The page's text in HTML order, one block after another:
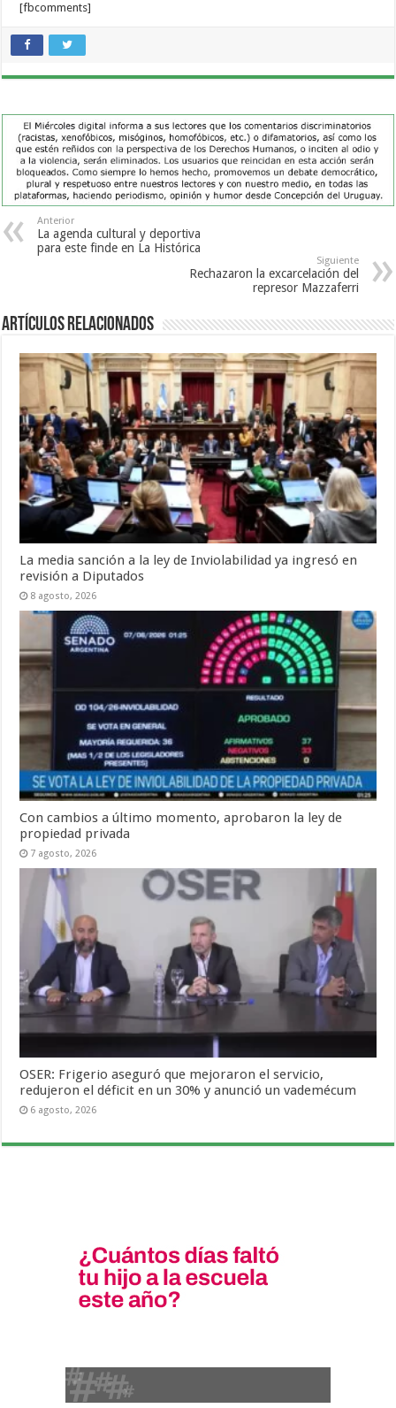
[fbcomments]
Anterior
La agenda cultural y deportiva
para este finde en La Histórica
Siguiente
Rechazaron la excarcelación del
represor Mazzaferri
Artículos Relacionados
La media sanción a la ley de Inviolabilidad ya ingresó en
revisión a Diputados
8 agosto, 2026
Con cambios a último momento, aprobaron la ley de
propiedad privada
7 agosto, 2026
OSER: Frigerio aseguró que mejoraron el servicio,
redujeron el déficit en un 30% y anunció un vademécum
6 agosto, 2026